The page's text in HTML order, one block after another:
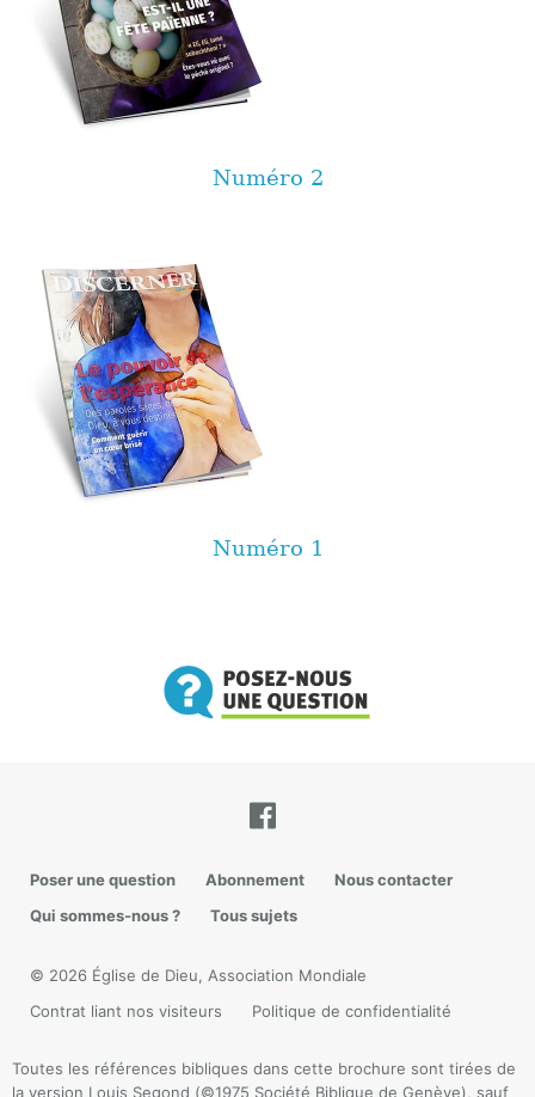
Numéro 2
Numéro 1
Poser une question Abonnement
Nous contacter
Qui sommes-nous ?
Tous sujets
© 2026 Église de Dieu, Association Mondiale
Contrat liant nos visiteurs
Politique de confidentialité
Toutes les références bibliques dans cette brochure sont tirées de
la version Louis Segond (©1975 Société Biblique de Genève), sauf